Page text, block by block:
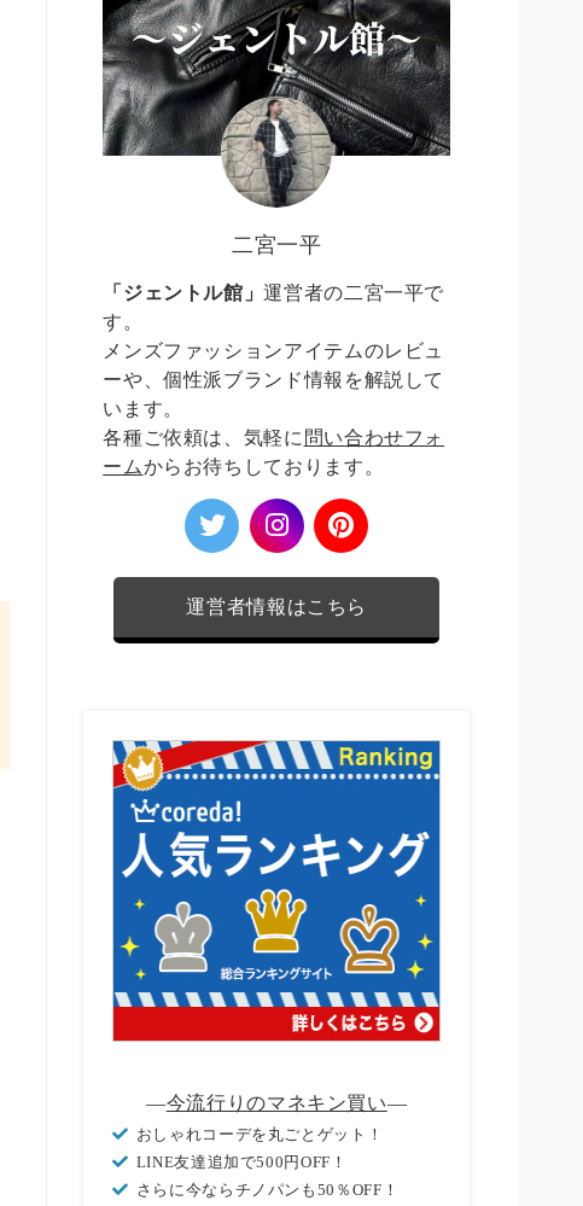
二宮一平
「ジェントル館」運営者の二宮一平で
す。
メンズファッションアイテムのレビュ
ーや、個性派ブランド情報を解説して
います。
各種ご依頼は、気軽に 問い合わせフォ
ームからお待ちしております。
運営者情報はこちら
―今流行りのマネキン買い―
おしゃれコーデを丸ごとゲット！
LINE友達追加で500円OFF！
さらに今ならチノパンも50％OFF！